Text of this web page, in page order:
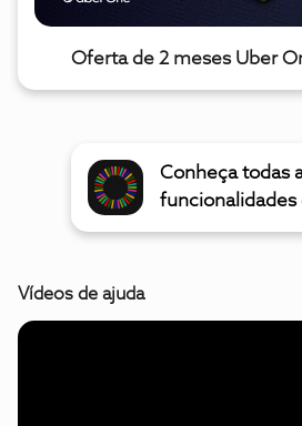
Oferta de 2 meses Uber
Conheça todas
funcionalidades
Vídeos de ajuda